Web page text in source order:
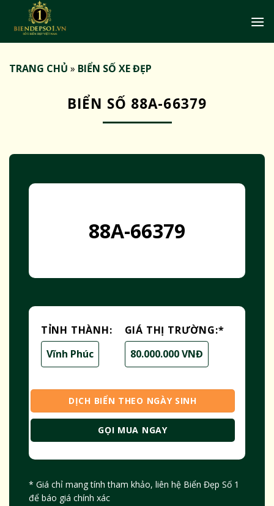
TRANG CHỦ » BIỂN SỐ XE ĐẸP
BIỂN SỐ 88A-66379
88A-66379
TỈNH THÀNH:
Vĩnh Phúc
GIÁ THỊ TRƯỜNG:*
80.000.000 VNĐ
DỊCH BIỂN THEO NGÀY SINH
GỌI MUA NGAY
* Giá chỉ mang tính tham khảo, liên hệ Biển Đẹp Số 1
để báo giá chính xác